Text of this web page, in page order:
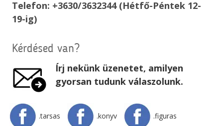
Telefon: +3630/3632344 (Hétfő-Péntek 12-
19-ig)
Kérdésed van?
Írj nekünk üzenetet, amilyen
gyorsan tudunk válaszolunk.
.tarsas .konyv .figuras